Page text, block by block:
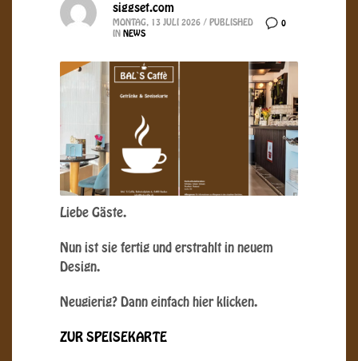
0
siggset.com
MONTAG, 13 JULI 2026 / PUBLISHED
IN NEWS
Liebe Gäste.
Nun ist sie fertig und erstrahlt in neuem
Design.
Neugierig? Dann einfach hier klicken.
ZUR SPEISEKARTE